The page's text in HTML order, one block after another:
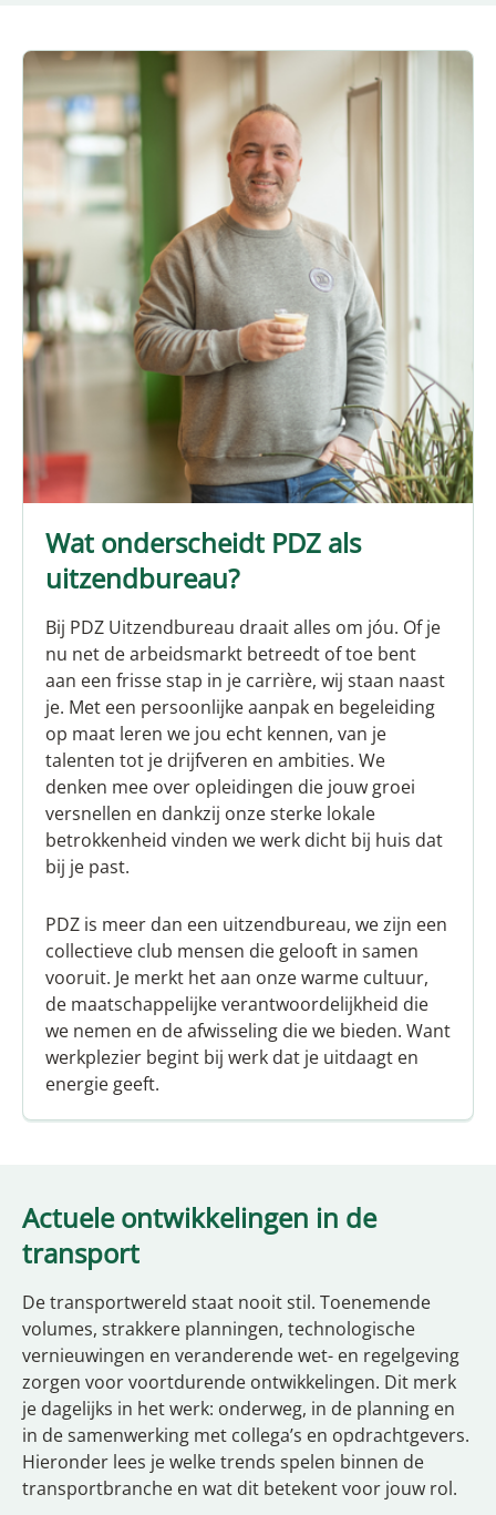
Wat onderscheidt PDZ als
uitzendbureau?
Bij PDZ Uitzendbureau draait alles om jóu. Of je
nu net de arbeidsmarkt betreedt of toe bent
aan een frisse stap in je carrière, wij staan naast
je. Met een persoonlijke aanpak en begeleiding
op maat leren we jou echt kennen, van je
talenten tot je drijfveren en ambities. We
denken mee over opleidingen die jouw groei
versnellen en dankzij onze sterke lokale
betrokkenheid vinden we werk dicht bij huis dat
bij je past.
PDZ is meer dan een uitzendbureau, we zijn een
collectieve club mensen die gelooft in samen
vooruit. Je merkt het aan onze warme cultuur,
de maatschappelijke verantwoordelijkheid die
we nemen en de afwisseling die we bieden. Want
werkplezier begint bij werk dat je uitdaagt en
energie geeft.
Actuele ontwikkelingen in de
transport
De transportwereld staat nooit stil. Toenemende
volumes, strakkere planningen, technologische
vernieuwingen en veranderende wet- en regelgeving
zorgen voor voortdurende ontwikkelingen. Dit merk
je dagelijks in het werk: onderweg, in de planning en
in de samenwerking met collega’s en opdrachtgevers.
Hieronder lees je welke trends spelen binnen de
transportbranche en wat dit betekent voor jouw rol.